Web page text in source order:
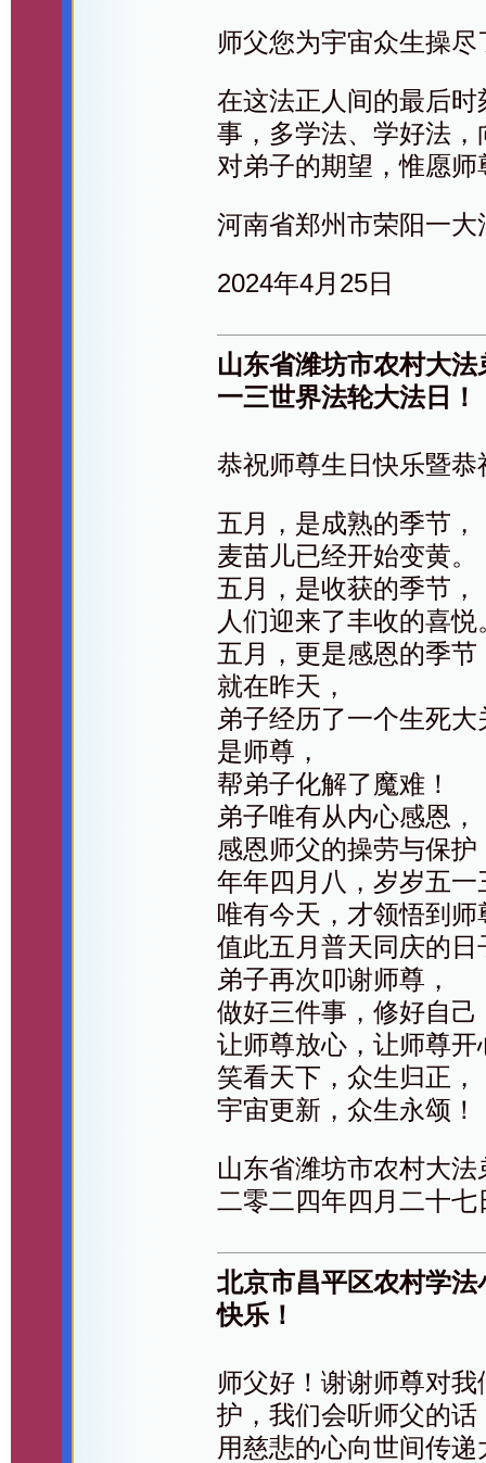
师父您为宇宙众生操
在这法正人间的最后
事，多学法、学好法
对弟子的期望，惟愿师
河南省郑州市荣阳一大
2024年4月25日
山东省潍坊市农村大
一三世界法轮大法日！
恭祝师尊生日快乐暨恭
五月，是成熟的季节，
麦苗儿已经开始变黄。
五月，是收获的季节，
人们迎来了丰收的喜悦
五月，更是感恩的季节
就在昨天，
弟子经历了一个生死大
是师尊，
帮弟子化解了魔难！
弟子唯有从内心感恩，
感恩师父的操劳与保护
年年四月八，岁岁五一
唯有今天，才领悟到
值此五月普天同庆的日
弟子再次叩谢师尊，
做好三件事，修好自己
让师尊放心，让师尊开
笑看天下，众生归正，
宇宙更新，众生永颂！
山东省潍坊市农村大法
二零二四年四月二十七
北京市昌平区农村学
快乐！
师父好！谢谢师尊对
护，我们会听师父的
用慈悲的心向世间传